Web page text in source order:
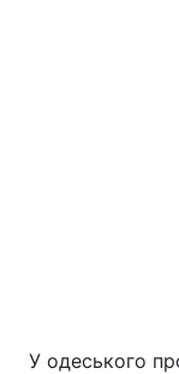
У одеського